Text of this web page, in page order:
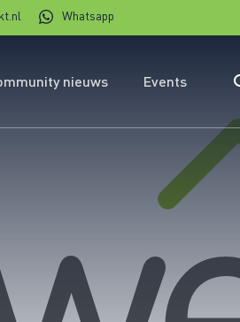
Whatsapp
nieuws EventsZoeken